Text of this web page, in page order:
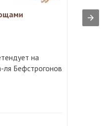
на
ля Бефстрогонов